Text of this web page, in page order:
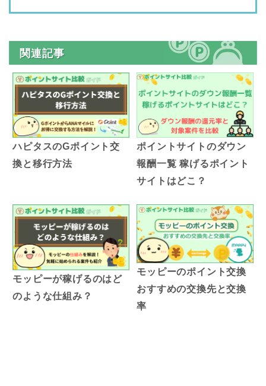
関連記事
ハピタスのGポイント交
換と移行方法
ポイントサイトのダウン
報酬一覧 稼げるポイント
サイトはどこ？
モッピーが稼げるのはど
のような仕組み？
モッピーのポイント交換
おすすめの交換先と交換
率